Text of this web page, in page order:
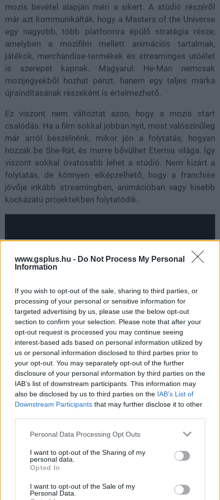
www.gsplus.hu - Do Not Process My Personal
Information
If you wish to opt-out of the sale, sharing to third parties, or
processing of your personal or sensitive information for
targeted advertising by us, please use the below opt-out
section to confirm your selection. Please note that after your
opt-out request is processed you may continue seeing
interest-based ads based on personal information utilized by
us or personal information disclosed to third parties prior to
your opt-out. You may separately opt-out of the further
disclosure of your personal information by third parties on the
IAB’s list of downstream participants. This information may
also be disclosed by us to third parties on the IAB’s List of
Downstream Participants that may further disclose it to other
Please note that this website/app uses one or more Google
not limited to your visit or usage behaviour. You may click to
grant or deny consent to Google and its third-party tags to
use your data for below specified purposes in below Google
consent section.
Personal Data Processing Opt Outs
I want to opt-out of the Sharing of my
personal data.
Opted In
I want to opt-out of the Sale of my
Personal Data.
mozis bevétel alapján méri a sikert. A stúdió részéről
már azt kommunikálták, hogy a Masters of the Universe
egy nagyobb, több platformra épülő stratégia része,
amelyben a mozifilm mellett animációs tartalmak,
játékok, merchandise-termékek és streaminges utóélet
is szerepet kapnak. Magyarul: He-Man nemcsak
mozijegyekből hozhat pénzt, hanem egy teljes márka
újraindításának részeként is értelmezhető.
Ez viszont nem változtat azon, hogy a mozis start
csalódás. Ha a film sokkal jobban nyit, most valószínűleg
már arról beszélnénk, mikor jön a folytatás, hogyan
hozzák be She-Rát, és merre bővülhet Eternia világa. Így
viszont sokkal óvatosabb lehet a stúdió. Nem kizárt a
folytatás, de könnyen elképzelhető, hogy a franchise
jövője inkább streamingben, animációban vagy kisebb
kockázatú projektekben folytatódik.
SMASH by Meló-Diák: Homok, zene és a nyár legjobb
hangulata – Jön a második forduló! (X)
Július végén folytatódik a balatoni strandröplabda-
sorozat.
#masters of the universe
#az univerzum védelmezői
#he-man
#mozi